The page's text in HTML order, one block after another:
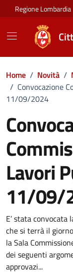
Vai ai contenuti
Vai al footer
Regione Lombardia
Home / Novità /
/ Convocazione
11/09/2024
Lavori
11/09/
Dettagli
E’ stata convocata
che si terrà il
la Sala
dei seguenti
approvazi...